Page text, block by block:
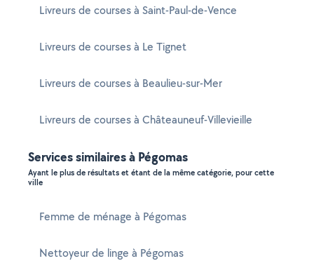
Livreurs de courses à Saint-Paul-de-Vence
Livreurs de courses à Le Tignet
Livreurs de courses à Beaulieu-sur-Mer
Livreurs de courses à Châteauneuf-Villevieille
Services similaires à Pégomas
Ayant le plus de résultats et étant de la même catégorie, pour cette
ville
Femme de ménage à Pégomas
Nettoyeur de linge à Pégomas